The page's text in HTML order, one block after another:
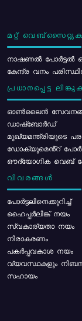
മറ്റ്
നാഷണൽ പോർട്ടൽ
കേന്ദ്ര വനം
പ്രധാനപ്പെട്ട
ഓൺലൈൻ
ഡാഷ്ബോർഡ്
മുഖ്യമന്ത്രിയുടെ
ഡോക്യുമെൻ്റ്
ഔദ്യോഗിക വെബ്
വിവരങ്ങൾ
പോര്‍ട്ടലിനെക്കുറിച്ച്
ഹൈപ്പർലിങ്ക് നയം
സ്വകാര്യതാ നയം
നിരാകരണം
പകർപ്പവകാശ നയം
വ്യവസ്ഥകളും
സഹായം